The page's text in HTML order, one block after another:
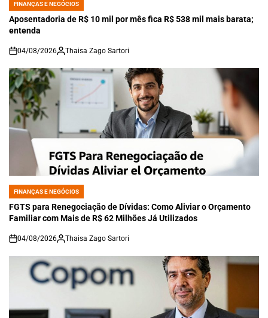
POSTED
IN
FINANÇAS E NEGÓCIOS
Aposentadoria de R$ 10 mil por mês fica R$ 538 mil mais barata;
entenda
on
04/08/2026 Thaisa Zago Sartori
POSTED
IN
FINANÇAS E NEGÓCIOS
FGTS para Renegociação de Dívidas: Como Aliviar o Orçamento
Familiar com Mais de R$ 62 Milhões Já Utilizados
on
04/08/2026 Thaisa Zago Sartori